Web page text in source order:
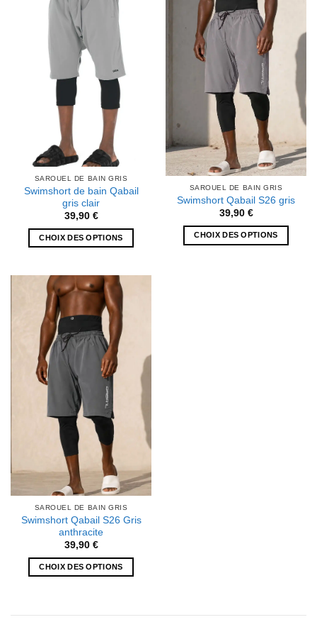
Les
options
peuvent
être
choisies
page
produit
Les
options
peuvent
choisies
sur
la
page
du
produit
SAROUEL DE BAIN GRIS
Swimshort de bain Qabail
gris clair
39,90 €
CHOIX DES OPTIONS
a
plusieurs
variations.
Les
options
peuvent
choisies
sur
la
page
produit
SAROUEL DE BAIN GRIS
Swimshort Qabail S26 gris
39,90 €
CHOIX DES OPTIONS
SAROUEL DE BAIN GRIS
Swimshort Qabail S26 Gris
anthracite
39,90 €
CHOIX DES OPTIONS
a